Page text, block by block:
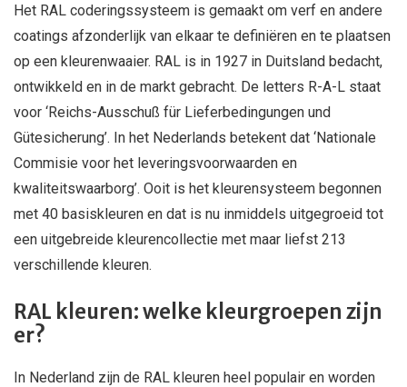
Het RAL coderingssysteem is gemaakt om verf en andere
coatings afzonderlijk van elkaar te definiëren en te plaatsen
op een kleurenwaaier. RAL is in 1927 in Duitsland bedacht,
ontwikkeld en in de markt gebracht. De letters R-A-L staat
voor ‘Reichs-Ausschuß für Lieferbedingungen und
Gütesicherung’. In het Nederlands betekent dat ‘Nationale
Commisie voor het leveringsvoorwaarden en
kwaliteitswaarborg’. Ooit is het kleurensysteem begonnen
met 40 basiskleuren en dat is nu inmiddels uitgegroeid tot
een uitgebreide kleurencollectie met maar liefst 213
verschillende kleuren.
RAL kleuren: welke kleurgroepen zijn
er?
In Nederland zijn de RAL kleuren heel populair en worden